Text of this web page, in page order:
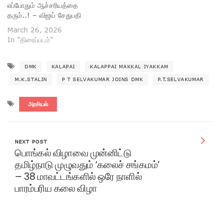
எப்போதும் ஆச்சரியத்தை
தரும்..! – விஜய் சேதுபதி
March 26, 2026
In "திரைப்படம்"
DMK KALAPAI KALAPPAI MAKKAL IYAKKAM
M.K.STALIN P T SELVAKUMAR JOINS DMK P.T.SELVAKUMAR
அரசியல்
NEXT POST
பொங்கல் விழாவை முன்னிட்டு
தமிழ்நாடு முழுவதும் ‘கலைச் சங்கமம்’
– 38 மாவட்டங்களில் ஒரே நாளில்
பாரம்பரிய கலை விழா